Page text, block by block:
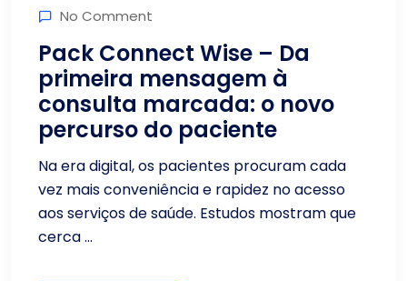
No Comment
Pack Connect Wise – Da
primeira mensagem à
consulta marcada: o novo
percurso do paciente
Na era digital, os pacientes procuram cada
vez mais conveniência e rapidez no acesso
aos serviços de saúde. Estudos mostram que
cerca ...